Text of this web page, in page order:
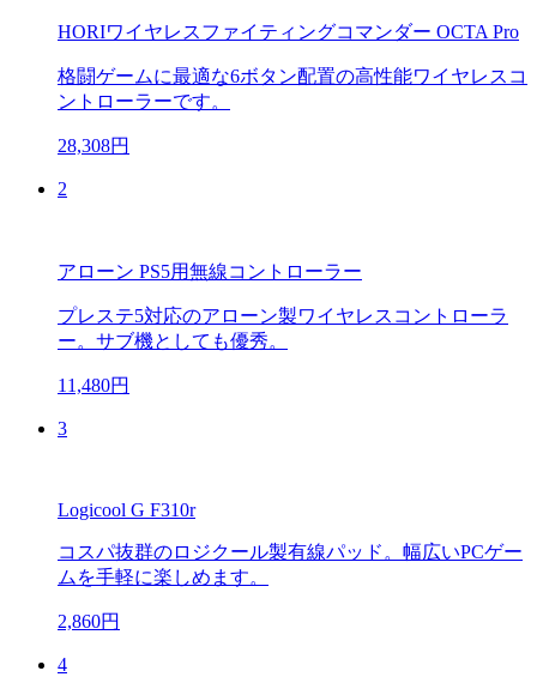
HORIワイヤレスファイティングコマンダー OCTA Pro
格闘ゲームに最適な6ボタン配置の高性能ワイヤレスコ
ントローラーです。
28,308円
2
アローン PS5用無線コントローラー
プレステ5対応のアローン製ワイヤレスコントローラ
ー。サブ機としても優秀。
11,480円
3
Logicool G F310r
コスパ抜群のロジクール製有線パッド。幅広いPCゲー
ムを手軽に楽しめます。
2,860円
4